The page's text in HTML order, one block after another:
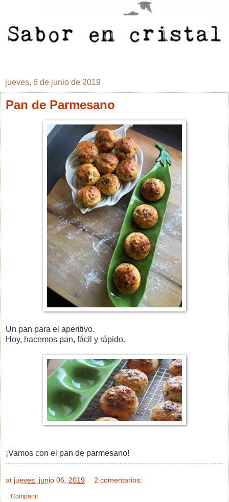
jueves, 6 de junio de 2019
Pan de Parmesano
Un pan para el aperitivo.
Hoy, hacemos pan, fácil y rápido.
¡Vamos con el pan de parmesano!
at jueves, junio 06, 2019 2 comentarios:
Compartir